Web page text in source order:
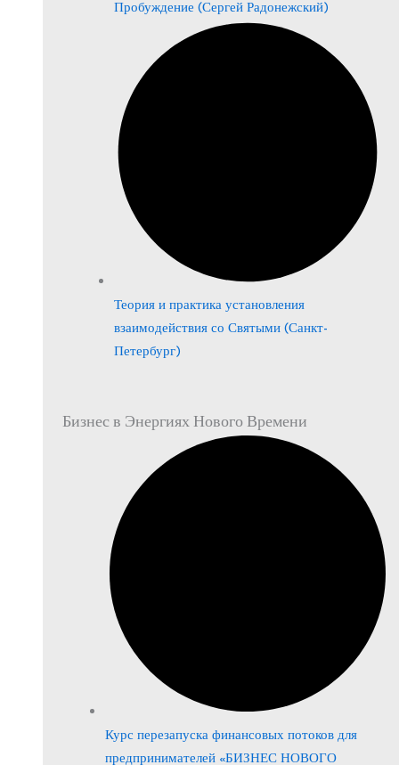
Пробуждение (Сергей Радонежский)
Теория и практика установления
взаимодействия со Святыми (Санкт-
Петербург)
Бизнес в Энергиях Нового Времени
Курс перезапуска финансовых потоков для
предпринимателей «БИЗНЕС НОВОГО